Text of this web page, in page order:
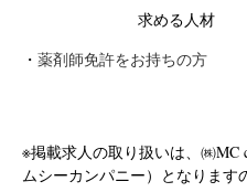
求める人材
・ 薬剤師免許をお持ちの方
※掲載求人の取り扱いは、㈱MC
ムシーカンパニー）となります